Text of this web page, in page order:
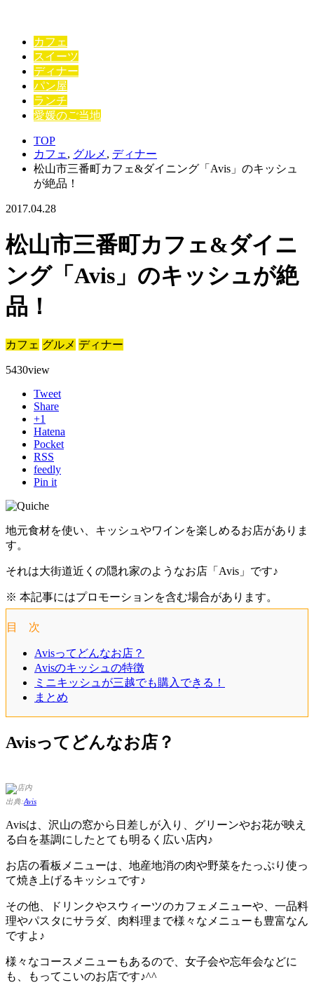
カフェ
スイーツ
ディナー
パン屋
ランチ
愛媛のご当地
TOP
カフェ , グルメ , ディナー
松山市三番町カフェ&ダイニング「Avis」のキッシュ
が絶品！
2017.04.28
松山市三番町カフェ&ダイニ
ング「Avis」のキッシュが絶
品！
カフェ グルメ ディナー
5430view
Tweet
Share
+1
Hatena
Pocket
RSS
feedly
Pin it
地元食材を使い、キッシュやワインを楽しめるお店がありま
す。
それは大街道近くの隠れ家のようなお店「Avis」です♪
※ 本記事にはプロモーションを含む場合があります。
目 次
Avisってどんなお店？
Avisのキッシュの特徴
ミニキッシュが三越でも購入できる！
まとめ
Avisってどんなお店？
出典:Avis
Avisは、沢山の窓から日差しが入り、グリーンやお花が映え
る白を基調にしたとても明るく広い店内♪
お店の看板メニューは、地産地消の肉や野菜をたっぷり使っ
て焼き上げるキッシュです♪
その他、ドリンクやスウィーツのカフェメニューや、一品料
理やパスタにサラダ、肉料理まで様々なメニューも豊富なん
ですよ♪
様々なコースメニューもあるので、女子会や忘年会などに
も、もってこいのお店です♪^^